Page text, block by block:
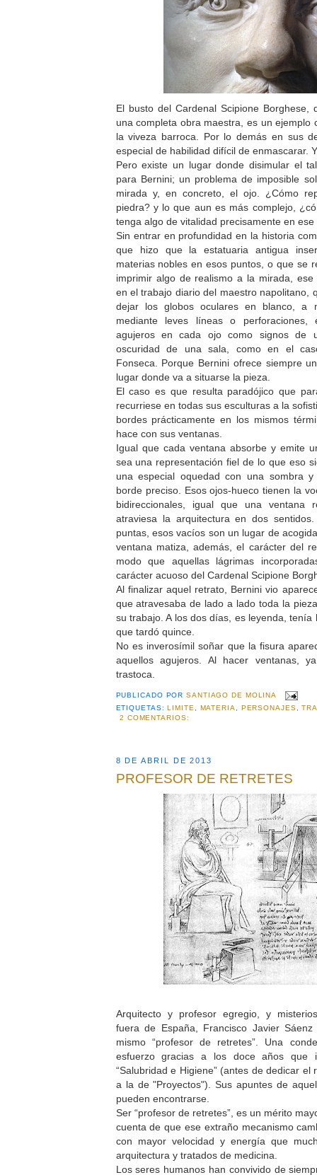
El busto del Cardenal Scipione
una completa obra maestra, es un ejemplo
la viveza barroca. Por lo demás en sus
especial de habilidad difícil de enmascarar.
Pero existe un lugar donde disimular el
para Bernini; un problema de imposible
mirada y, en concreto, el ojo. ¿Cómo
piedra? y lo que aun es más complejo,
tenga algo de vitalidad precisamente en ese
Sin entrar en profundidad en la historia
que hizo que la estatuaria antigua
materias nobles en esos puntos, o que se
imprimir algo de realismo a la mirada,
en el trabajo diario del maestro napolitano,
dejar los globos oculares en blanco, a
mediante leves líneas o
agujeros en cada ojo como signos de
oscuridad de una sala, como en el
Fonseca. Porque Bernini ofrece siempre
lugar donde va a situarse la pieza.
El caso es que resulta paradójico que
recurriese en todas sus esculturas a la
bordes prácticamente en los mismos
hace con sus ventanas.
Igual que cada ventana absorbe y emite
sea una representación fiel de lo que eso
una especial oquedad con una sombra
borde preciso. Esos ojos-hueco tienen la
bidireccionales, igual que una ventana
atraviesa la arquitectura en dos
puntas, esos vacíos son un lugar de
ventana matiza, además, el carácter del
modo que aquellas lágrimas
carácter acuoso del Cardenal Scipione
Al finalizar aquel retrato, Bernini vio
que atravesaba de lado a lado toda la
su trabajo. A los dos días, es leyenda,
que tardó quince.
No es inverosímil soñar que la fisura
aquellos agujeros. Al hacer ventanas,
trastoca.
PUBLICADO PORSANTIAGO DE MOLINA
ETIQUETAS:LIMITE MATERIA PERSONAJES ,
2 COMENTARIOS:
8 DE ABRIL DE 2013
PROFESOR DE RETRETES
Arquitecto y profesor egregio, y
fuera de España, Francisco Javier
mismo “profesor de retretes”. Una
esfuerzo gracias a los doce años que
“Salubridad e Higiene” (antes de dedicar
a la de "Proyectos"). Sus apuntes de
pueden encontrarse.
Ser “profesor de retretes”, es un mérito
cuenta de que ese extraño mecanismo
con mayor velocidad y energía que
arquitectura y tratados de medicina.
Los seres humanos han convivido de